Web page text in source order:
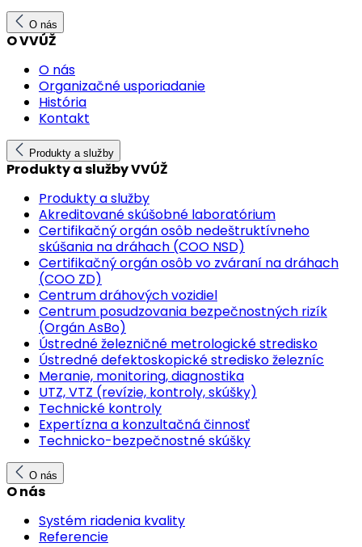
O nás
O VVÚŽ
O nás
Organizačné usporiadanie
História
Kontakt
Produkty a služby
Produkty a služby VVÚŽ
Produkty a služby
Akreditované skúšobné laboratórium
Certifikačný orgán osôb nedeštruktívneho
skúšania na dráhach (COO NSD)
Certifikačný orgán osôb vo zváraní na dráhach
(COO ZD)
Centrum dráhových vozidiel
Centrum posudzovania bezpečnostných rizík
(Orgán AsBo)
Ústredné železničné metrologické stredisko
Ústredné defektoskopické stredisko železníc
Meranie, monitoring, diagnostika
UTZ, VTZ (revízie, kontroly, skúšky)
Technické kontroly
Expertízna a konzultačná činnosť
Technicko-bezpečnostné skúšky
O nás
O nás
Systém riadenia kvality
Referencie